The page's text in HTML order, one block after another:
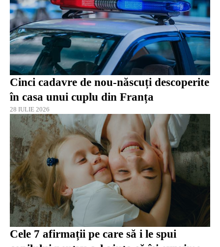
Cinci cadavre de nou-născuți descoperite
în casa unui cuplu din Franța
28 IULIE 2026
Cele 7 afirmații pe care să i le spui